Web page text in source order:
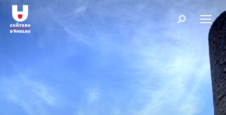
Recherche